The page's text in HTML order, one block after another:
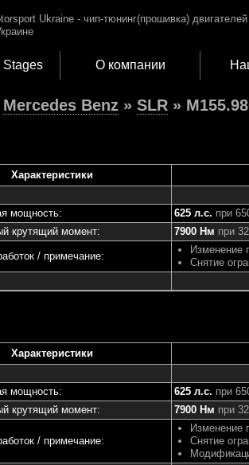
О компании
Mercedes Benz » SLR »
Характеристики
мощность:
625 л.с. при
крутящий момент:
7900 Нм при
/ примечание:
Изменение
Снятие
Характеристики
мощность:
625 л.с. при
крутящий момент:
7900 Нм при
/ примечание:
Изменение
Снятие